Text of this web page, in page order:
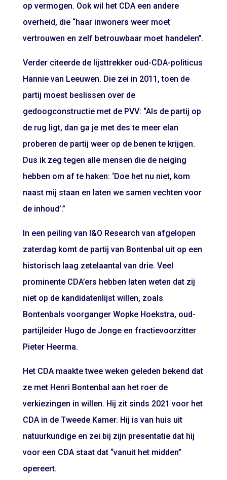
op vermogen. Ook wil het CDA een andere
overheid, die “haar inwoners weer moet
vertrouwen en zelf betrouwbaar moet handelen”.
Verder citeerde de lijsttrekker oud-CDA-politicus
Hannie van Leeuwen. Die zei in 2011, toen de
partij moest beslissen over de
gedoogconstructie met de PVV: “Als de partij op
de rug ligt, dan ga je met des te meer elan
proberen de partij weer op de benen te krijgen.
Dus ik zeg tegen alle mensen die de neiging
hebben om af te haken: ‘Doe het nu niet, kom
naast mij staan en laten we samen vechten voor
de inhoud’.”
In een peiling van I&O Research van afgelopen
zaterdag komt de partij van Bontenbal uit op een
historisch laag zetelaantal van drie. Veel
prominente CDA’ers hebben laten weten dat zij
niet op de kandidatenlijst willen, zoals
Bontenbals voorganger Wopke Hoekstra, oud-
partijleider Hugo de Jonge en fractievoorzitter
Pieter Heerma.
Het CDA maakte twee weken geleden bekend dat
ze met Henri Bontenbal aan het roer de
verkiezingen in willen. Hij zit sinds 2021 voor het
CDA in de Tweede Kamer. Hij is van huis uit
natuurkundige en zei bij zijn presentatie dat hij
voor een CDA staat dat “vanuit het midden”
opereert.